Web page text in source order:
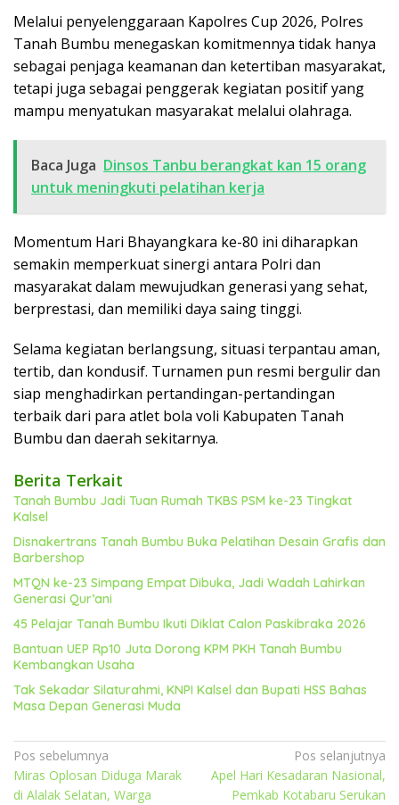
Melalui penyelenggaraan Kapolres Cup 2026, Polres
Tanah Bumbu menegaskan komitmennya tidak hanya
sebagai penjaga keamanan dan ketertiban masyarakat,
tetapi juga sebagai penggerak kegiatan positif yang
mampu menyatukan masyarakat melalui olahraga.
Baca Juga Dinsos Tanbu berangkat kan 15 orang
untuk meningkuti pelatihan kerja
Momentum Hari Bhayangkara ke-80 ini diharapkan
semakin memperkuat sinergi antara Polri dan
masyarakat dalam mewujudkan generasi yang sehat,
berprestasi, dan memiliki daya saing tinggi.
Selama kegiatan berlangsung, situasi terpantau aman,
tertib, dan kondusif. Turnamen pun resmi bergulir dan
siap menghadirkan pertandingan-pertandingan
terbaik dari para atlet bola voli Kabupaten Tanah
Bumbu dan daerah sekitarnya.
Berita Terkait
Tanah Bumbu Jadi Tuan Rumah TKBS PSM ke-23 Tingkat
Kalsel
Disnakertrans Tanah Bumbu Buka Pelatihan Desain Grafis dan
Barbershop
MTQN ke-23 Simpang Empat Dibuka, Jadi Wadah Lahirkan
Generasi Qur’ani
45 Pelajar Tanah Bumbu Ikuti Diklat Calon Paskibraka 2026
Bantuan UEP Rp10 Juta Dorong KPM PKH Tanah Bumbu
Kembangkan Usaha
Tak Sekadar Silaturahmi, KNPI Kalsel dan Bupati HSS Bahas
Masa Depan Generasi Muda
Navigasi
pos
Pos sebelumnya
Miras Oplosan Diduga Marak
di Alalak Selatan, Warga
Pos selanjutnya
Apel Hari Kesadaran Nasional,
Pemkab Kotabaru Serukan